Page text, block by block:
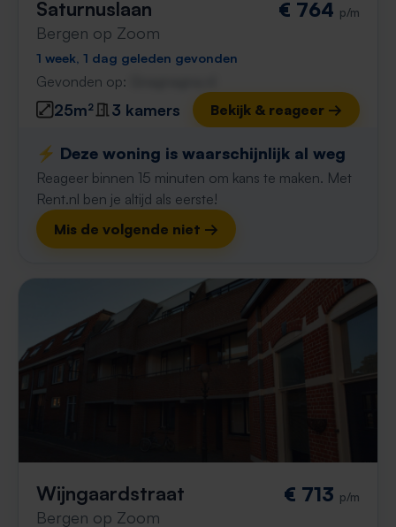
Saturnuslaan
Bergen op Zoom
€ 764 p/m
1 week, 1 dag geleden gevonden
Gevonden op:
25m² 3 kamers Bekijk & reageer →
⚡️ Deze woning is waarschijnlijk al weg
Reageer binnen 15 minuten om kans te maken. Met
Rent.nl ben je altijd als eerste!
Mis de volgende niet →
Wijngaardstraat
Bergen op Zoom
€ 713 p/m